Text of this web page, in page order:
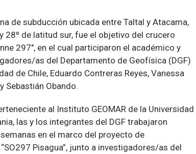
de subducción ubicada entre Taltal y Atacama,
28º de latitud sur, fue el objetivo del crucero
297", en el cual participaron el académico y
as del Departamento de Geofísica (DGF)
de Chile, Eduardo Contreras Reyes, Vanessa
Sebastián Obando.
al Instituto GEOMAR de la Universidad
las y los integrantes del DGF trabajaron
en el marco del proyecto de
Pisagua”, junto a investigadores/as del